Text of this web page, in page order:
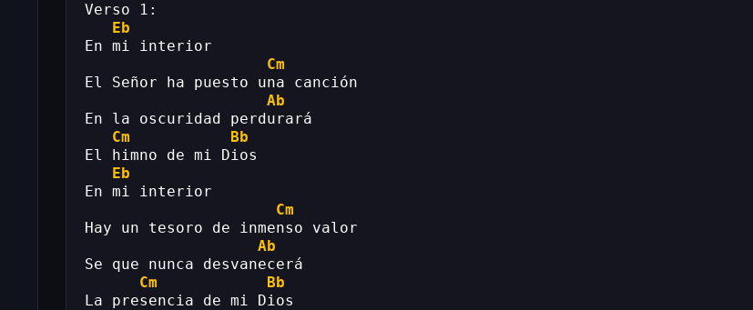
Verso 1:
Eb
En mi interior
Cm
El Señor ha puesto una canción
Ab
En la oscuridad perdurará
Cm
Bb
El himno de mi Dios
Eb
En mi interior
Cm
Hay un tesoro de inmenso valor
Ab
Se que nunca desvanecerá
Cm
Bb
La presencia de mi Dios